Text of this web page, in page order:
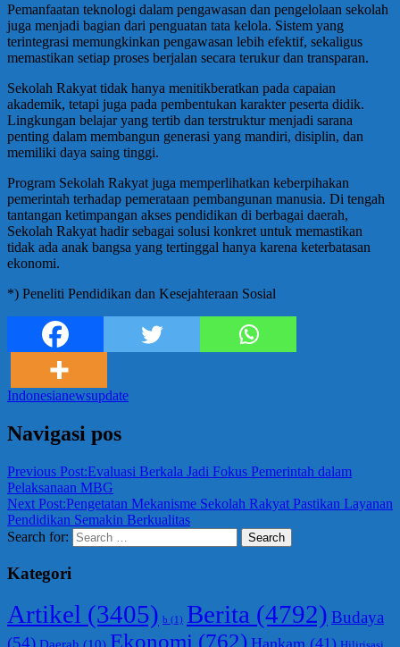
Pemanfaatan teknologi dalam pengawasan dan pengelolaan sekolah
juga menjadi bagian dari penguatan tata kelola. Sistem yang
terintegrasi memungkinkan pengawasan lebih efektif, sekaligus
memastikan setiap proses berjalan secara terukur dan transparan.
Sekolah Rakyat tidak hanya menitikberatkan pada capaian
akademik, tetapi juga pada pembentukan karakter peserta didik.
Lingkungan belajar yang tertib dan terstruktur menjadi sarana
penting dalam membangun generasi yang mandiri, disiplin, dan
memiliki daya saing tinggi.
Program Sekolah Rakyat juga memperlihatkan keberpihakan
pemerintah terhadap pemerataan pembangunan manusia. Di tengah
tantangan ketimpangan akses pendidikan di berbagai daerah,
Sekolah Rakyat hadir sebagai solusi konkret untuk memastikan
tidak ada anak bangsa yang tertinggal hanya karena keterbatasan
ekonomi.
*) Peneliti Pendidikan dan Kesejahteraan Sosial
Indonesianewsupdate
Navigasi pos
Previous Post:Evaluasi Berkala Jadi Fokus Pemerintah dalam
Pelaksanaan MBG
Next Post:Pengetatan Mekanisme Sekolah Rakyat Pastikan Layanan
Pendidikan Semakin Berkualitas
Search for:
Search
Kategori
Artikel (3405) b (1) Berita (4792) Budaya
(54)
Ekonomi (762)